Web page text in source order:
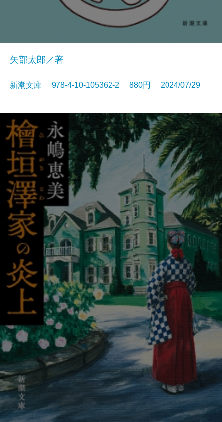
矢部太郎／著
新潮文庫 978-4-10-105362-2 880円 2024/07/29